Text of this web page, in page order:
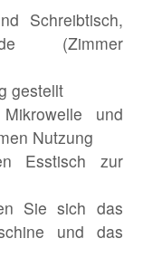
Schreibtisch,
(Zimmer
gestellt
und
Nutzung
Esstisch zur
Sie sich das
und das